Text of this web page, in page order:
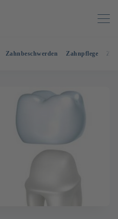
Zahnbeschwerden Zahnpflege